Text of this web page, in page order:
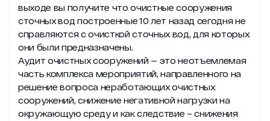
Новости
Политика конфиденциальности
выходе вы получите что очистные сооружения
сточных вод построенные 10 лет назад сегодня не
справляются с очисткой сточных вод, для которых
они были предназначены.
Аудит очистных сооружений — это неотъемлемая
часть комплекса мероприятий, направленного на
решение вопроса неработающих очистных
сооружений, снижение негативной нагрузки на
окружающую среду и как следствие – снижения